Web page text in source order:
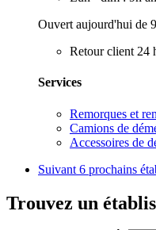
Ouvert aujourd'hui de
Retour client 24
Services
Remorques et
Camions de
Accessoires de
Suivant 6 prochains
Trouvez un